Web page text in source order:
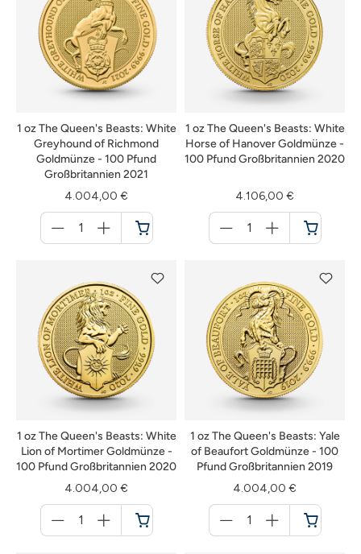
1 oz The Queen's Beasts: White
Greyhound of Richmond
Goldmünze - 100 Pfund
Großbritannien 2021
4.004,00 €
für
Warenkorb
1 oz The Queen's Beasts: White
Horse of Hanover Goldmünze -
100 Pfund Großbritannien 2020
4.106,00 €
für
Warenkorb
1 oz The Queen's Beasts: White
Lion of Mortimer Goldmünze -
100 Pfund Großbritannien 2020
4.004,00 €
für
Warenkorb
1 oz The Queen's Beasts: Yale
of Beaufort Goldmünze - 100
Pfund Großbritannien 2019
4.004,00 €
für
Warenkorb